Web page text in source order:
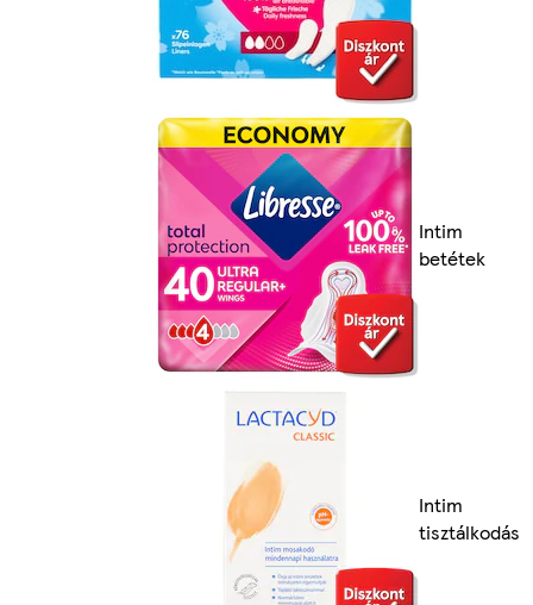
Intim
betétek
Intim
tisztálkodás